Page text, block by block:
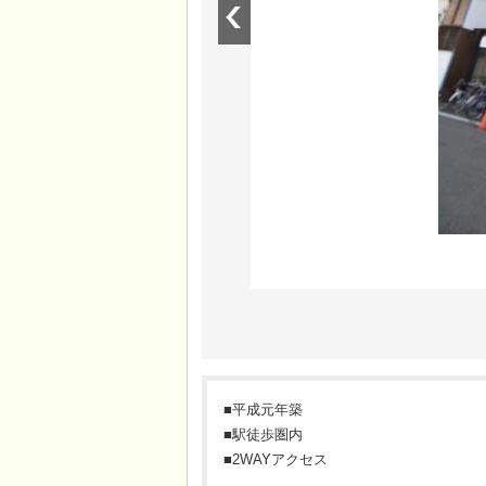
■平成元年築
■駅徒歩圏内
■2WAYアクセス